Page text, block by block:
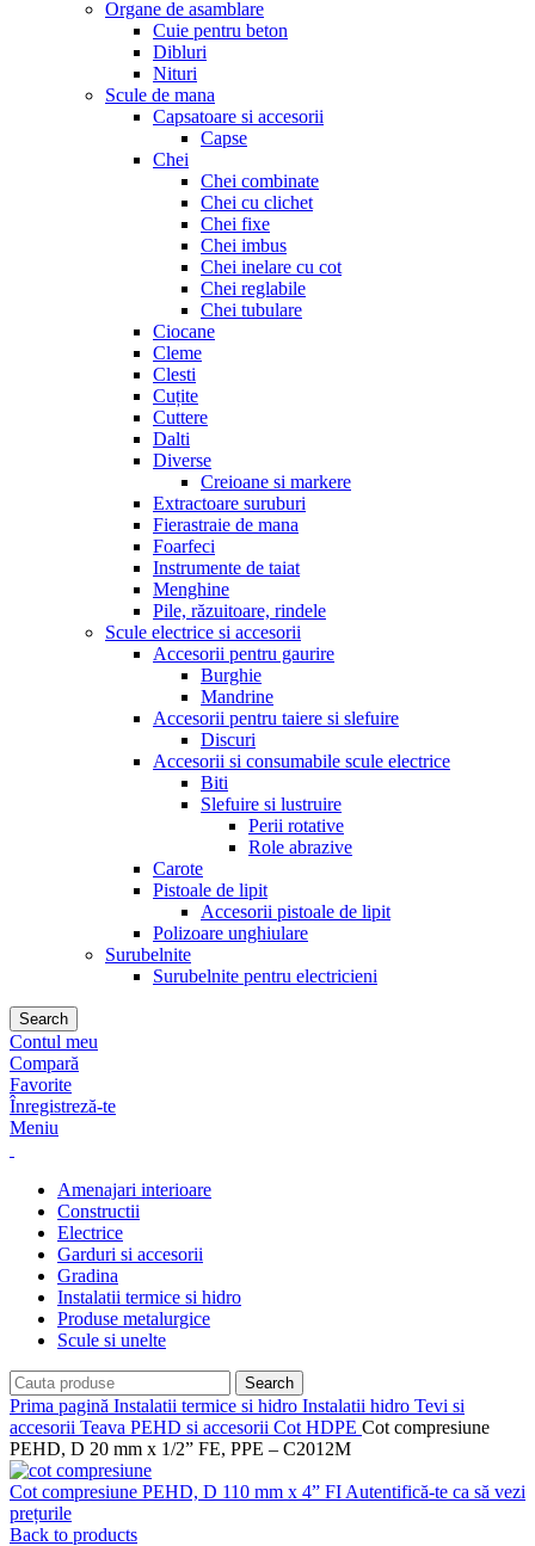
Organe de asamblare
Cuie pentru beton
Dibluri
Nituri
Scule de mana
Capsatoare si accesorii
Capse
Chei
Chei combinate
Chei cu clichet
Chei fixe
Chei imbus
Chei inelare cu cot
Chei reglabile
Chei tubulare
Ciocane
Cleme
Clesti
Cuțite
Cuttere
Dalti
Diverse
Creioane si markere
Extractoare suruburi
Fierastraie de mana
Foarfeci
Instrumente de taiat
Menghine
Pile, răzuitoare, rindele
Scule electrice si accesorii
Accesorii pentru gaurire
Burghie
Mandrine
Accesorii pentru taiere si slefuire
Discuri
Accesorii si consumabile scule electrice
Biti
Slefuire si lustruire
Perii rotative
Role abrazive
Carote
Pistoale de lipit
Accesorii pistoale de lipit
Polizoare unghiulare
Surubelnite
Surubelnite pentru electricieni
Search
Contul meu
Compară
Favorite
Înregistreză-te
Meniu
Amenajari interioare
Constructii
Electrice
Garduri si accesorii
Gradina
Instalatii termice si hidro
Produse metalurgice
Scule si unelte
Search
Prima pagină Instalatii termice si hidro Instalatii hidro Tevi si
accesorii Teava PEHD si accesorii Cot HDPE Cot compresiune
PEHD, D 20 mm x 1/2” FE, PPE – C2012M
Cot compresiune PEHD, D 110 mm x 4” FI Autentifică-te ca să vezi
prețurile
Back to products